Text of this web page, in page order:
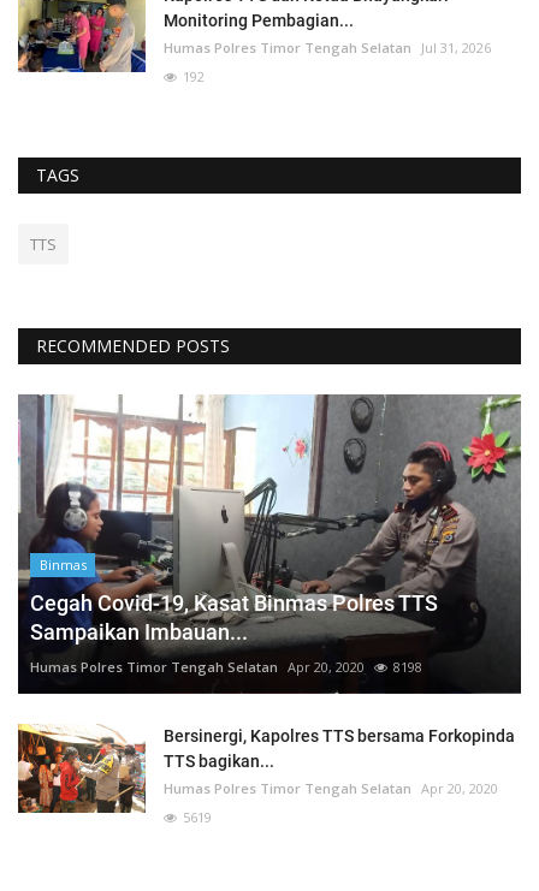
Monitoring Pembagian...
Humas Polres Timor Tengah Selatan
Jul 31, 2026
192
TAGS
TTS
RECOMMENDED POSTS
Binmas
Cegah Covid-19, Kasat Binmas Polres TTS
Sampaikan Imbauan...
Humas Polres Timor Tengah Selatan Apr 20, 2020 8198
Bersinergi, Kapolres TTS bersama Forkopinda
TTS bagikan...
Humas Polres Timor Tengah Selatan Apr 20, 2020
5619